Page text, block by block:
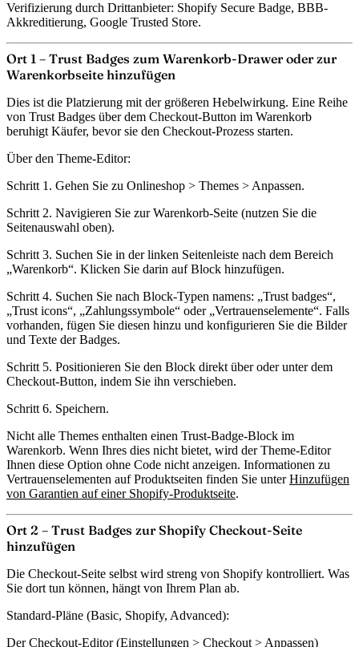
Verifizierung durch Drittanbieter: Shopify Secure Badge, BBB-
Akkreditierung, Google Trusted Store.
Ort 1 – Trust Badges zum Warenkorb-Drawer oder zur
Warenkorbseite hinzufügen
Dies ist die Platzierung mit der größeren Hebelwirkung. Eine Reihe
von Trust Badges über dem Checkout-Button im Warenkorb
beruhigt Käufer, bevor sie den Checkout-Prozess starten.
Über den Theme-Editor:
Schritt 1. Gehen Sie zu Onlineshop > Themes > Anpassen.
Schritt 2. Navigieren Sie zur Warenkorb-Seite (nutzen Sie die
Seitenauswahl oben).
Schritt 3. Suchen Sie in der linken Seitenleiste nach dem Bereich
„Warenkorb“. Klicken Sie darin aufBlock hinzufügen.
Schritt 4. Suchen Sie nach Block-Typen namens: „Trust badges“,
„Trust icons“, „Zahlungssymbole“ oder „Vertrauenselemente“. Falls
vorhanden, fügen Sie diesen hinzu und konfigurieren Sie die Bilder
und Texte der Badges.
Schritt 5. Positionieren Sie den Block direkt über oder unter dem
Checkout-Button, indem Sie ihn verschieben.
Schritt 6. Speichern.
Nicht alle Themes enthalten einen Trust-Badge-Block im
Warenkorb. Wenn Ihres dies nicht bietet, wird der Theme-Editor
Ihnen diese Option ohne Code nicht anzeigen. Informationen zu
Vertrauenselementen auf Produktseiten finden Sie unterHinzufügen
von Garantien auf einer Shopify-Produktseite.
Ort 2 – Trust Badges zur Shopify Checkout-Seite
hinzufügen
Die Checkout-Seite selbst wird streng von Shopify kontrolliert. Was
Sie dort tun können, hängt von Ihrem Plan ab.
Standard-Pläne (Basic, Shopify, Advanced):
DerCheckout-Editor(Einstellungen > Checkout > Anpassen)